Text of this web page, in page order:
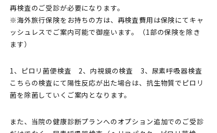
再検査のご受診が必要になります。
※海外旅行保険をお持ちの方は、再検査費用は保険にてキャ
ッシュレスでご案内可能で御座います。（1部の保険を除き
ます）
1、ピロリ菌便検査 2、内視鏡の検査 3、尿素呼吸器検査
こちらの検査にて陽性反応が出た場合は、抗生物質でピロリ
菌を除菌していくご案内となります。
また、当院の健康診断プランへのオプション追加でのご受診